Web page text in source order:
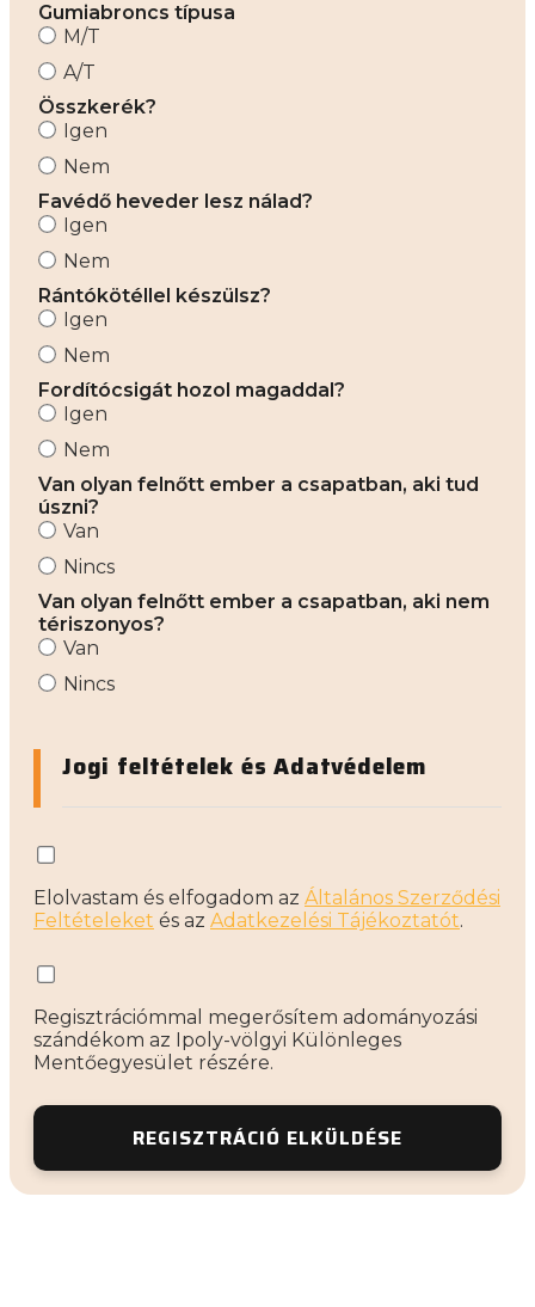
Gumiabroncs típusa
M/T
A/T
Összkerék?
Igen
Nem
Favédő heveder lesz nálad?
Igen
Nem
Rántókötéllel készülsz?
Igen
Nem
Fordítócsigát hozol magaddal?
Igen
Nem
Van olyan felnőtt ember a csapatban, aki tud
úszni?
Van
Nincs
Van olyan felnőtt ember a csapatban, aki nem
tériszonyos?
Van
Nincs
Jogi feltételek és Adatvédelem
Elolvastam és elfogadom az Általános Szerződési
Feltételeket és az Adatkezelési Tájékoztatót.
Regisztrációmmal megerősítem adományozási
szándékom az Ipoly-völgyi Különleges
Mentőegyesület részére.
REGISZTRÁCIÓ ELKÜLDÉSE